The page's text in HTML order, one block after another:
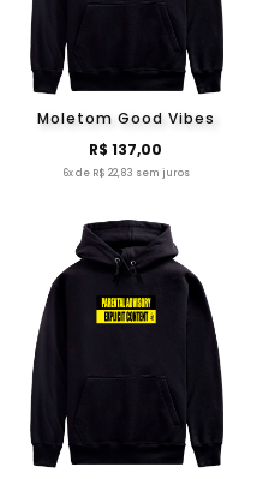
Moletom Good Vibes
R$ 137,00
6x de R$ 22,83 sem juros